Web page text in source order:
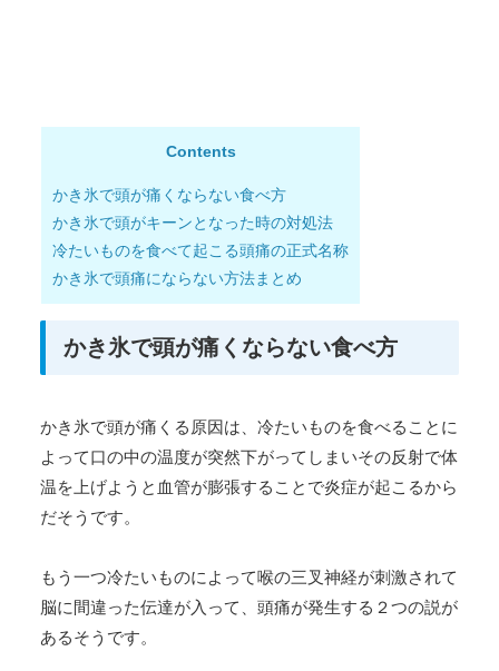
Contents
かき氷で頭が痛くならない食べ方
かき氷で頭がキーンとなった時の対処法
冷たいものを食べて起こる頭痛の正式名称
かき氷で頭痛にならない方法まとめ
かき氷で頭が痛くならない食べ方
かき氷で頭が痛くる原因は、冷たいものを食べることに
よって口の中の温度が突然下がってしまいその反射で体
温を上げようと血管が膨張することで炎症が起こるから
だそうです。
もう一つ冷たいものによって喉の三叉神経が刺激されて
脳に間違った伝達が入って、頭痛が発生する２つの説が
あるそうです。